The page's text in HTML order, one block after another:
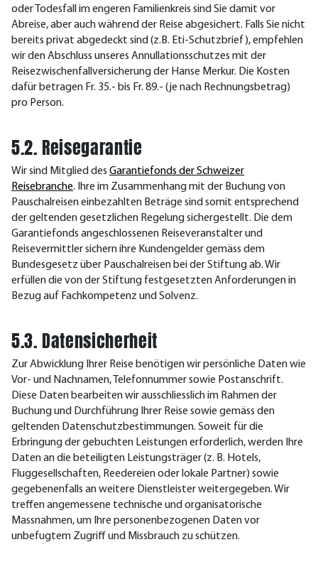
oder Todesfall im engeren Familienkreis sind Sie damit vor
Abreise, aber auch während der Reise abgesichert. Falls Sie nicht
bereits privat abgedeckt sind (z.B. Eti-Schutzbrief), empfehlen
wir den Abschluss unseres Annullationsschutzes mit der
Reisezwischenfallversicherung der Hanse Merkur. Die Kosten
dafür betragen Fr. 35.- bis Fr. 89.- (je nach Rechnungsbetrag)
pro Person.
5.2. Reisegarantie
Wir sind Mitglied des Garantiefonds der Schweizer
Reisebranche. Ihre im Zusammenhang mit der Buchung von
Pauschalreisen einbezahlten Beträge sind somit entsprechend
der geltenden gesetzlichen Regelung sichergestellt. Die dem
Garantiefonds angeschlossenen Reiseveranstalter und
Reisevermittler sichern ihre Kundengelder gemäss dem
Bundesgesetz über Pauschalreisen bei der Stiftung ab. Wir
erfüllen die von der Stiftung festgesetzten Anforderungen in
Bezug auf Fachkompetenz und Solvenz.
5.3. Datensicherheit
Zur Abwicklung Ihrer Reise benötigen wir persönliche Daten wie
Vor- und Nachnamen, Telefonnummer sowie Postanschrift.
Diese Daten bearbeiten wir ausschliesslich im Rahmen der
Buchung und Durchführung Ihrer Reise sowie gemäss den
geltenden Datenschutzbestimmungen. Soweit für die
Erbringung der gebuchten Leistungen erforderlich, werden Ihre
Daten an die beteiligten Leistungsträger (z. B. Hotels,
Fluggesellschaften, Reedereien oder lokale Partner) sowie
gegebenenfalls an weitere Dienstleister weitergegeben. Wir
treffen angemessene technische und organisatorische
Massnahmen, um Ihre personenbezogenen Daten vor
unbefugtem Zugriff und Missbrauch zu schützen.